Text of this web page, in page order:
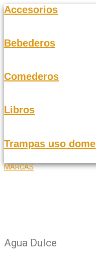
Accesorios
Bebederos
Comederos
Libros
Trampas uso
MARCAS
Agua Dulce